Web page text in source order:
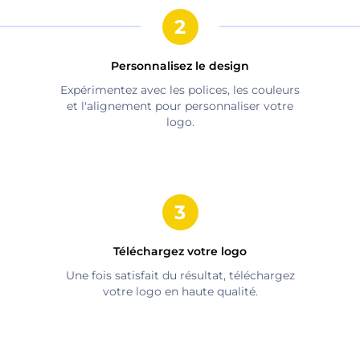
Personnalisez le design
Expérimentez avec les polices, les couleurs
et l'alignement pour personnaliser votre
logo.
Téléchargez votre logo
Une fois satisfait du résultat, téléchargez
votre logo en haute qualité.